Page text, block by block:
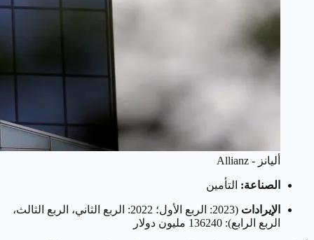
أليانز - Allianz
الصناعة: التأمين
الإيرادات
(2023: الربع الأول؛ 2022: الربع الثاني، الربع الثالث،
الربع الرابع): 136240 مليون دولار